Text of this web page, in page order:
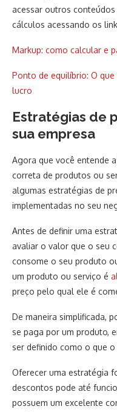
acessar outros
cálculos acessando os
Markup: como calcular e
Ponto de equilíbrio: O
lucro
Estratégias de
sua empresa
Agora que você entende
correta de produtos ou
algumas estratégias de
implementadas no seu
Antes de definir uma
avaliar o valor que o seu
consome o seu produto
um produto ou serviço é
preço pelo qual ele é
De maneira simplificada,
se paga por um produto,
ser definido como o que
Oferecer uma estratégia
descontos pode até
possuem um excelente